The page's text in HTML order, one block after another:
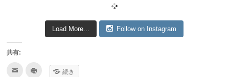
Load More... Follow on Instagram
共有:
続き